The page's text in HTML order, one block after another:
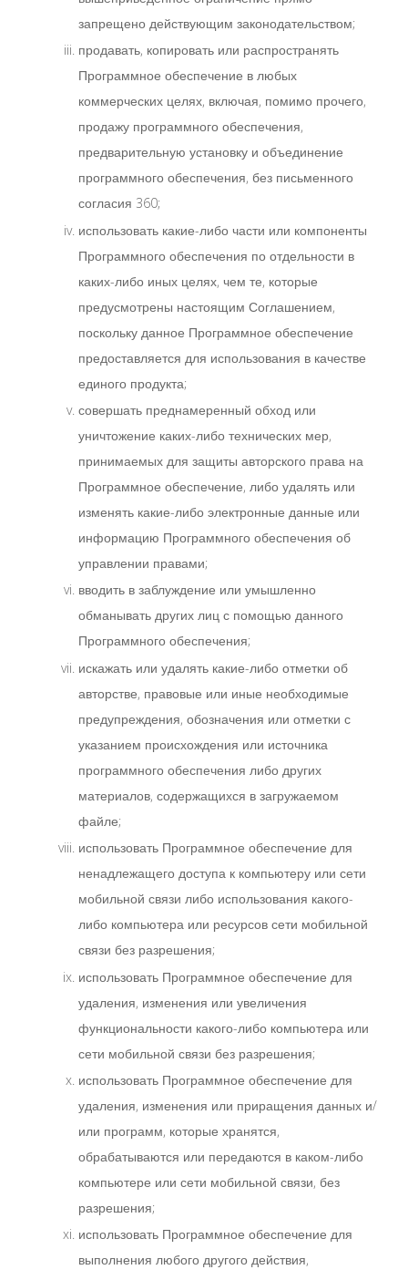
запрещено действующим законодательством;
продавать, копировать или распространять
Программное обеспечение в любых
коммерческих целях, включая, помимо прочего,
продажу программного обеспечения,
предварительную установку и объединение
программного обеспечения, без письменного
согласия 360;
использовать какие-либо части или компоненты
Программного обеспечения по отдельности в
каких-либо иных целях, чем те, которые
предусмотрены настоящим Соглашением,
поскольку данное Программное обеспечение
предоставляется для использования в качестве
единого продукта;
совершать преднамеренный обход или
уничтожение каких-либо технических мер,
принимаемых для защиты авторского права на
Программное обеспечение, либо удалять или
изменять какие-либо электронные данные или
информацию Программного обеспечения об
управлении правами;
вводить в заблуждение или умышленно
обманывать других лиц с помощью данного
Программного обеспечения;
искажать или удалять какие-либо отметки об
авторстве, правовые или иные необходимые
предупреждения, обозначения или отметки с
указанием происхождения или источника
программного обеспечения либо других
материалов, содержащихся в загружаемом
файле;
использовать Программное обеспечение для
ненадлежащего доступа к компьютеру или сети
мобильной связи либо использования какого-
либо компьютера или ресурсов сети мобильной
связи без разрешения;
использовать Программное обеспечение для
удаления, изменения или увеличения
функциональности какого-либо компьютера или
сети мобильной связи без разрешения;
использовать Программное обеспечение для
удаления, изменения или приращения данных и/
или программ, которые хранятся,
обрабатываются или передаются в каком-либо
компьютере или сети мобильной связи, без
разрешения;
использовать Программное обеспечение для
выполнения любого другого действия,